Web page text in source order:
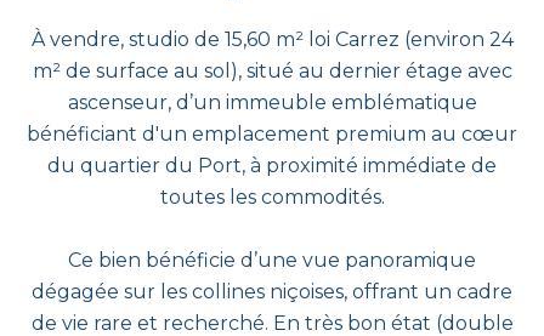
À vendre, studio de 15,60 m² loi Carrez (environ 24
m² de surface au sol), situé au dernier étage avec
ascenseur, d’un immeuble emblématique
bénéficiant d'un emplacement premium au cœur
du quartier du Port, à proximité immédiate de
toutes les commodités.
Ce bien bénéficie d’une vue panoramique
dégagée sur les collines niçoises, offrant un cadre
de vie rare et recherché. En très bon état (double